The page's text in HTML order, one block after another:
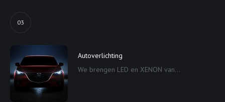
03
Autoverlichting
We brengen LED en XENON van...